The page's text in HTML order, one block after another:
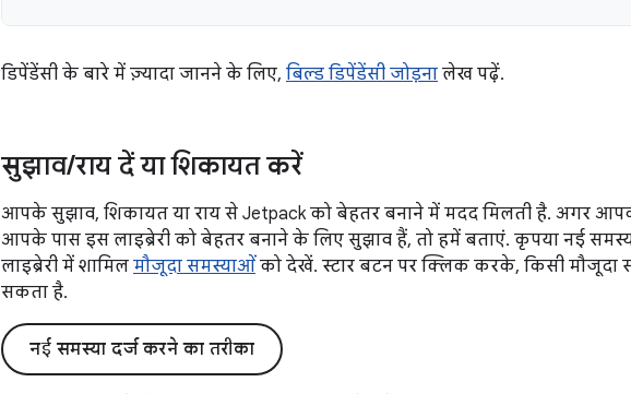
डिपेंडेंसी के बारे में ज़्यादा जानने के लिए, बिल्ड डिपेंडेंसी जोड़ना लेख पढ़ें.
सुझाव/राय दें या शिकायत करें
आपके सुझाव, शिकायत या राय से Jetpack को बेहतर बनाने में मदद मिलती है. अगर
आपके पास इस लाइब्रेरी को बेहतर बनाने के लिए सुझाव हैं, तो हमें बताएं. कृपया नई
लाइब्रेरी में शामिल मौजूदा समस्याओं को देखें. स्टार बटन पर क्लिक करके, किसी मौजूदा
सकता है.
नई समस्या दर्ज करने का तरीका